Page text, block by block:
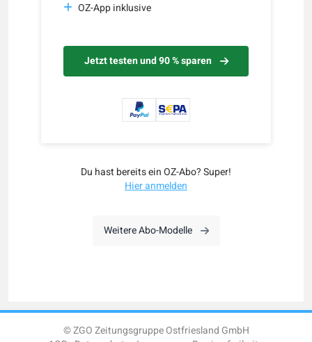
OZ-App inklusive
Jetzt testen und 90 % sparen
Du hast bereits ein OZ-Abo? Super!
Hier anmelden
Weitere Abo-Modelle
© ZGO Zeitungsgruppe Ostfriesland GmbH